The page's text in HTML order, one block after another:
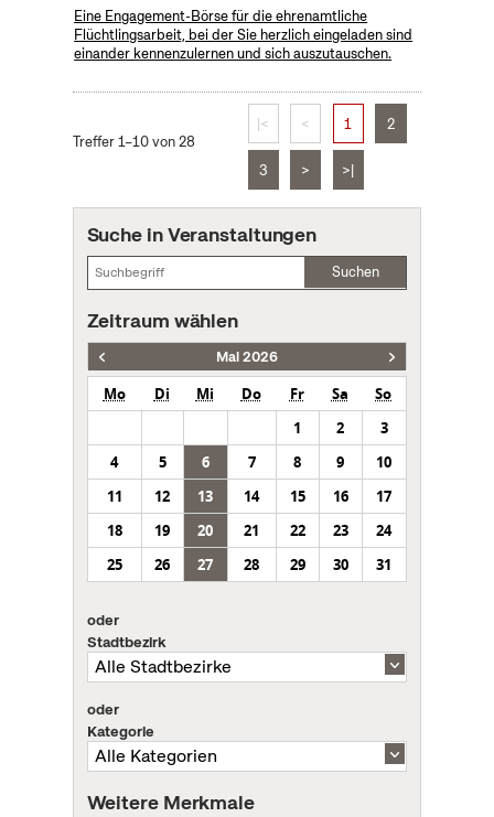
Eine Engagement-Börse für die ehrenamtliche
Flüchtlingsarbeit, bei der Sie herzlich eingeladen sind
einander kennenzulernen und sich auszutauschen.
Treffer 1–10 von 28
|< < 1 2
3 > >|
Suche in Veranstaltungen
Suchen
Zeitraum wählen
Mai 2026
Mo Di Mi Do Fr Sa
So
1
2
3
4
5 6 7 8 9
10
11
12 13 14 15 16
17
18
19 20 21 22 23
24
25
26 27 28 29 30 31
oder
Stadtbezirk
oder
Kategorie
Weitere Merkmale